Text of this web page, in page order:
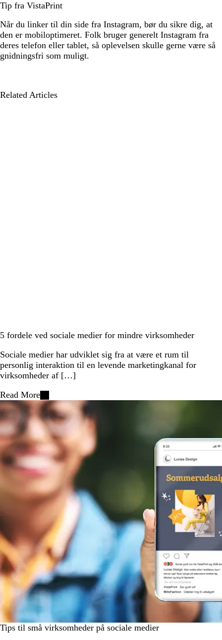
Tip fra VistaPrint
Når du linker til din side fra Instagram, bør du sikre dig, at
den er mobiloptimeret. Folk bruger generelt Instagram fra
deres telefon eller tablet, så oplevelsen skulle gerne være så
gnidningsfri som muligt.
Related Articles
5 fordele ved sociale medier for mindre virksomheder
Sociale medier har udviklet sig fra at være et rum til
personlig interaktion til en levende marketingkanal for
virksomheder af […]
Read More
Tips til små virksomheder på sociale medier